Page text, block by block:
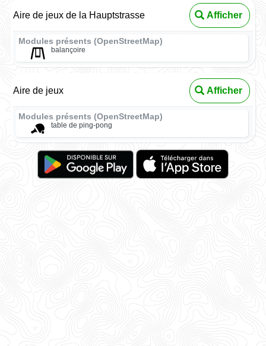
Aire de jeux de la Hauptstrasse Afficher
Modules présents (OpenStreetMap)
balançoire
Aire de jeux Afficher
Modules présents (OpenStreetMap)
table de ping-pong